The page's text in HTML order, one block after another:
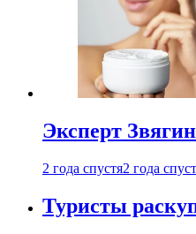
Эксперт
2 года спустя2 года
Туристы